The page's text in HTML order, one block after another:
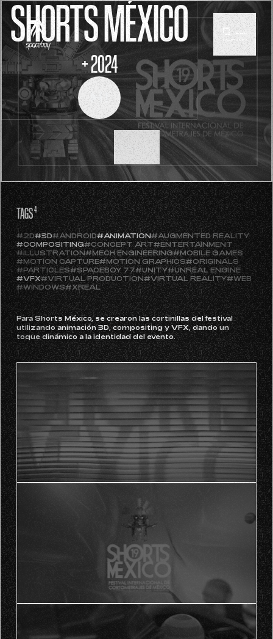
SHORTS MÉXICO
+ 2024
SCROLL
TAGS4
#2D#3D#ANDROID#ANIMATION#AUGMENTED REALITY
#COMPOSITING#CONCEPT ART#ENTERTAINMENT
#ILLUSTRATION#MECH ENGINEERING#MOBILE GAMES
#MOTION CAPTURE#MOTION GRAPHICS#ORIGINALS
#PARTICLES#SPACEBOY 77#UNITY#UNREAL ENGINE
#VFX#VIRTUAL PRODUCTION #VIRTUAL REALITY #WEB
#WINDOWS#XREAL
Para Shorts México, se crearon las cortinillas del festival
utilizando animación 3D, compositing y VFX, dando un
toque dinámico a la identidad del evento.